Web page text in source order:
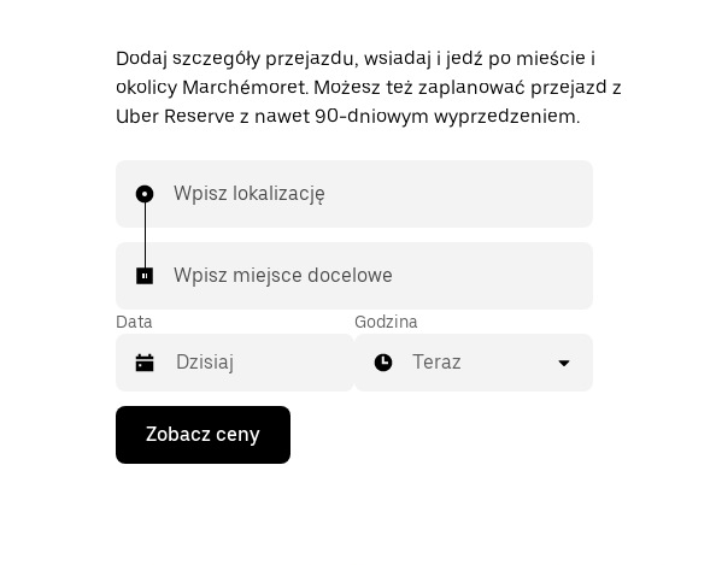
Dodaj szczegóły przejazdu, wsiadaj i jedź po mieście i
okolicy Marchémoret. Możesz też zaplanować przejazd z
Uber Reserve z nawet 90-dniowym wyprzedzeniem.
Wpisz lokalizację
Wpisz miejsce docelowe
Data
Naciśnij
klawisz
strzałki
Godzina
Teraz
Zobacz ceny